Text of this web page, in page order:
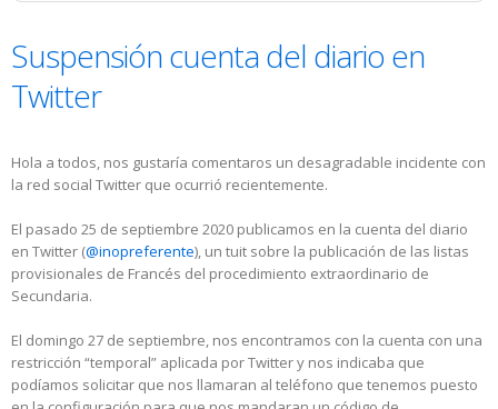
Suspensión cuenta del diario en
Twitter
Hola a todos, nos gustaría comentaros un desagradable incidente con
la red social Twitter que ocurrió recientemente.
El pasado 25 de septiembre 2020 publicamos en la cuenta del diario
en Twitter (@inopreferente), un tuit sobre la publicación de las listas
provisionales de Francés del procedimiento extraordinario de
Secundaria.
El domingo 27 de septiembre, nos encontramos con la cuenta con una
restricción “temporal” aplicada por Twitter y nos indicaba que
podíamos solicitar que nos llamaran al teléfono que tenemos puesto